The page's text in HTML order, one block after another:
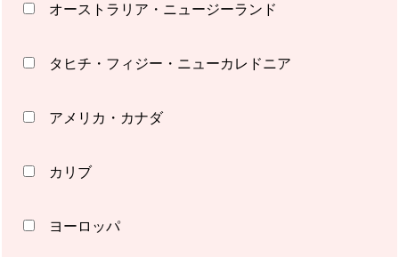
オーストラリア・ニュージーランド
タヒチ・フィジー・ニューカレドニア
アメリカ・カナダ
カリブ
ヨーロッパ